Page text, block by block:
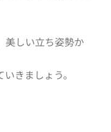
美しい立ち姿勢か
きましょう。